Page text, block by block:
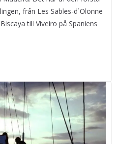
från Les Sables-d´Olonne
till Viveiro på Spaniens